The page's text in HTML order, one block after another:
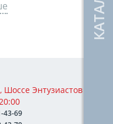
Шоссе Энтузиастов 76А,
43-69